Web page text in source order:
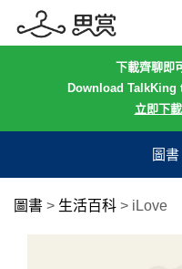
下載齊聊即
Download TalkKing
立即下
圖書
圖書 > 生活百科 > iLove